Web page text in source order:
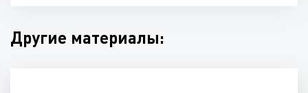
Другие материалы: